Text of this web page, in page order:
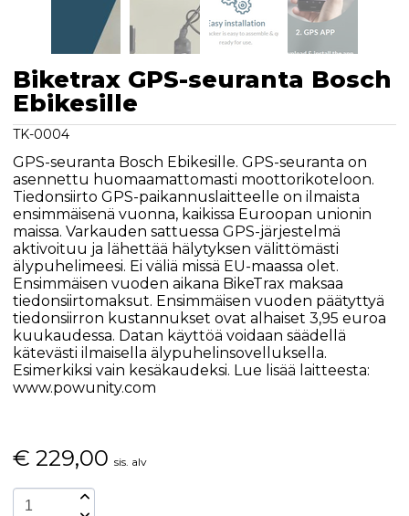
Biketrax GPS-seuranta Bosch
Ebikesille
TK-0004
GPS-seuranta Bosch Ebikesille. GPS-seuranta on
asennettu huomaamattomasti moottorikoteloon.
Tiedonsiirto GPS-paikannuslaitteelle on ilmaista
ensimmäisenä vuonna, kaikissa Euroopan unionin
maissa. Varkauden sattuessa GPS-järjestelmä
aktivoituu ja lähettää hälytyksen välittömästi
älypuhelimeesi. Ei väliä missä EU-maassa olet.
Ensimmäisen vuoden aikana BikeTrax maksaa
tiedonsiirtomaksut. Ensimmäisen vuoden päätyttyä
tiedonsiirron kustannukset ovat alhaiset 3,95 euroa
kuukaudessa. Datan käyttöä voidaan säädellä
kätevästi ilmaisella älypuhelinsovelluksella.
Esimerkiksi vain kesäkaudeksi. Lue lisää laitteesta:
www.powunity.com
€ 229,00 sis. alv